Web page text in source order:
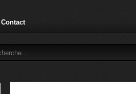
Contact